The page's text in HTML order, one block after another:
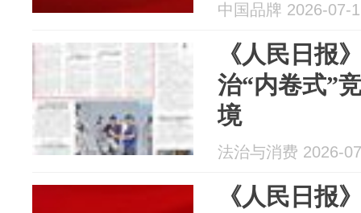
中国品牌 2026-07-
《人民日报
治“内卷式”
境
法治与消费 2026-
《人民日报